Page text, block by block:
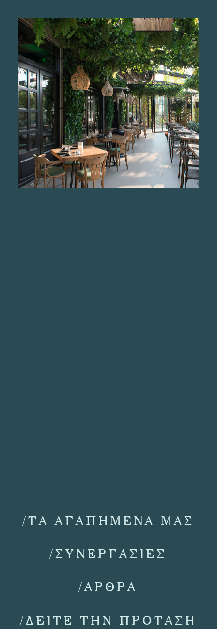
/ΤΑ ΑΓΑΠΗΜΕΝΑ ΜΑΣ
/ΣΥΝΕΡΓΑΣΙΕΣ
/ΑΡΘΡΑ
/ΔΕΙΤΕ ΤΗΝ ΠΡΟΤΑΣΗ